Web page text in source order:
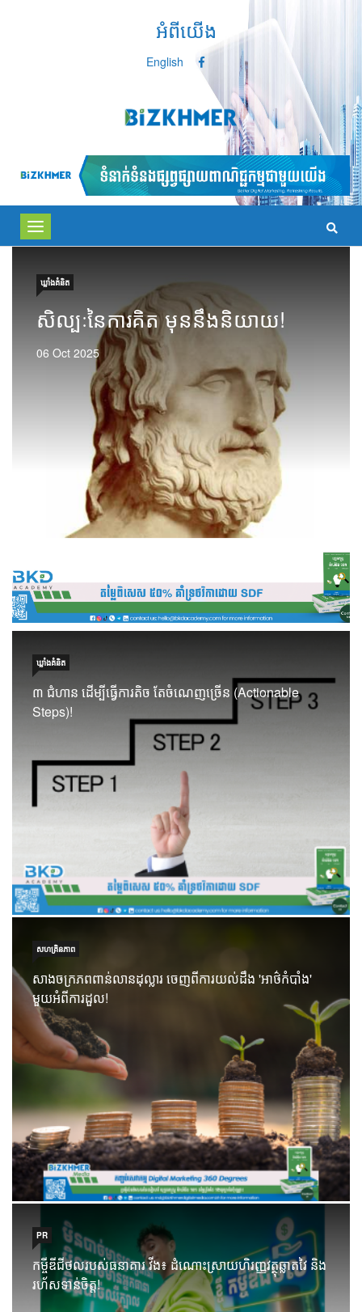
អំពីយើង
English
Toggle
navigation
ឃ្លាំង​គំនិត
សិល្បៈនៃការគិត មុននឹងនិយាយ!
06 Oct 2025
ឃ្លាំង​គំនិត
៣ ជំហាន ដើម្បីធ្វើការតិច តែចំណេញច្រើន (Actionable
Steps)!
សហគ្រិនភាព
សាងចក្រភពពាន់លានដុល្លារ ចេញពីការយល់ដឹង 'អាថ៌កំបាំង'
មួយអំពីការដួល!
PR
កម្ចីឌីជីថលរបស់ធនាគារ វីង៖ ដំណោះស្រាយហិរញ្ញវត្ថុឆ្លាតវៃ និង
រហ័សទាន់ចិត្ត!